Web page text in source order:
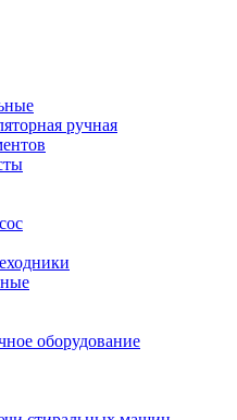
ручная
оборудование